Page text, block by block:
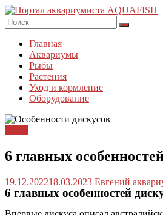
Перейти
к
содержимому
Портал
AQUAFISH
Портал
аквариумиста
AQUAFISH
Главная
Аквариумы
Рыбы
Растения
Уход и кормление
Оборудование
6 главных
19.12.202218.03.2023 Евгений
6 главных особенностей